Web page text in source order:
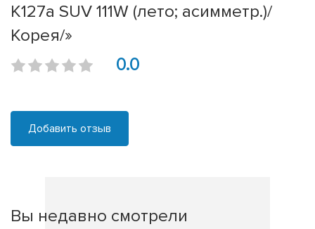
K127a SUV 111W (лето; асимметр.)/
Корея/»
0.0
Добавить отзыв
Вы недавно смотрели